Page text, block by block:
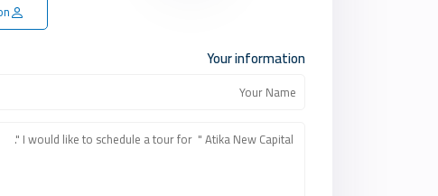
Your information